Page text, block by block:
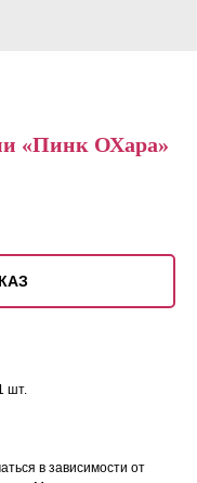
«Пинк ОХара»
шт.
в зависимости от